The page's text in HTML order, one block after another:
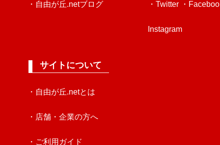
・自由が丘.netブログ ・Twitter ・
Instagram
サイトについて
・自由が丘.netとは
・店舗・企業の方へ
・ご利用ガイド